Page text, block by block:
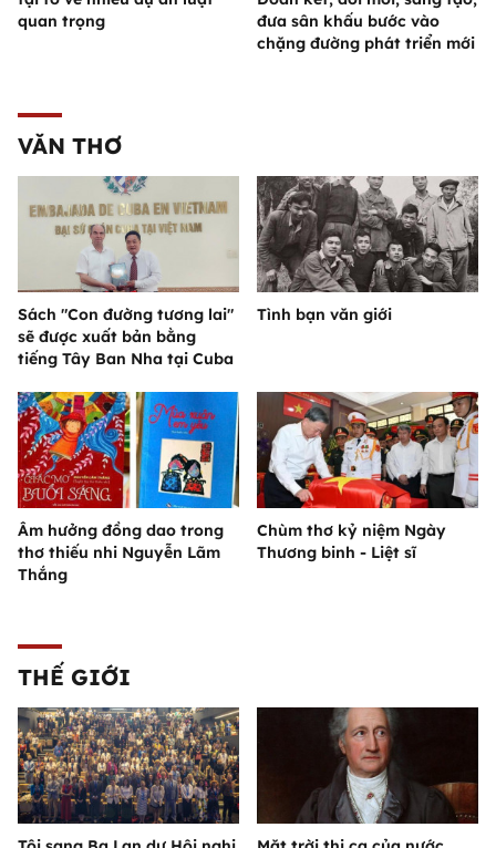
quan trọng
đưa sân khấu bước vào
chặng đường phát triển mới
VĂN THƠ
Sách "Con đường tương lai"
sẽ được xuất bản bằng
tiếng Tây Ban Nha tại Cuba
Tình bạn văn giới
Âm hưởng đồng dao trong
thơ thiếu nhi Nguyễn Lãm
Thắng
Chùm thơ kỷ niệm Ngày
Thương binh - Liệt sĩ
THẾ GIỚI